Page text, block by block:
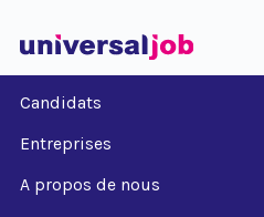
Candidats
Entreprises
A propos de nous